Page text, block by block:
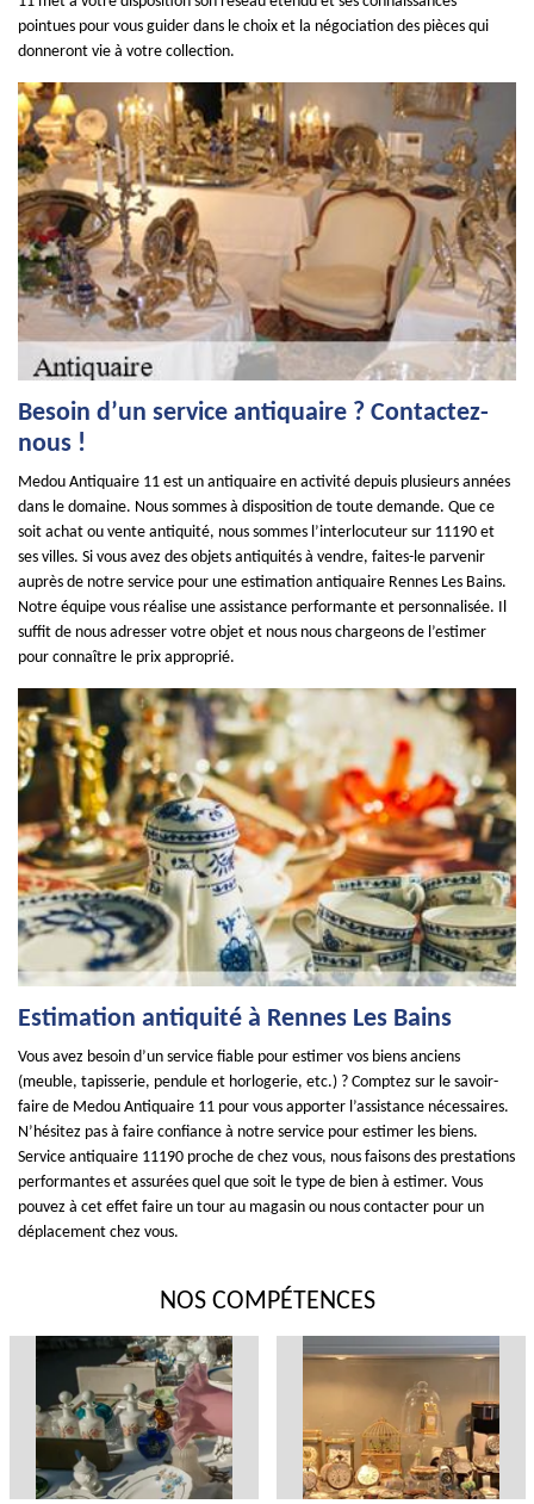
pointues pour vous guider dans le choix et la négociation des pièces qui
donneront vie à votre collection.
Besoin d’un service antiquaire ? Contactez-
nous !
Medou Antiquaire 11 est un antiquaire en activité depuis plusieurs années
dans le domaine. Nous sommes à disposition de toute demande. Que ce
soit achat ou vente antiquité, nous sommes l’interlocuteur sur 11190 et
ses villes. Si vous avez des objets antiquités à vendre, faites-le parvenir
auprès de notre service pour une estimation antiquaire Rennes Les Bains.
Notre équipe vous réalise une assistance performante et personnalisée. Il
suffit de nous adresser votre objet et nous nous chargeons de l’estimer
pour connaître le prix approprié.
Estimation antiquité à Rennes Les Bains
Vous avez besoin d’un service fiable pour estimer vos biens anciens
(meuble, tapisserie, pendule et horlogerie, etc.) ? Comptez sur le savoir-
faire de Medou Antiquaire 11 pour vous apporter l’assistance nécessaires.
N’hésitez pas à faire confiance à notre service pour estimer les biens.
Service antiquaire 11190 proche de chez vous, nous faisons des prestations
performantes et assurées quel que soit le type de bien à estimer. Vous
pouvez à cet effet faire un tour au magasin ou nous contacter pour un
déplacement chez vous.
NOS COMPÉTENCES